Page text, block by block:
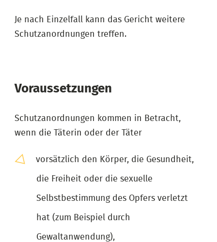
Je nach Einzelfall kann das Gericht weitere
Schutzanordnungen treffen.
Voraussetzungen
Schutzanordnungen kommen in Betracht,
wenn die Täterin oder der Täter
vorsätzlich den Körper, die Gesundheit,
die Freiheit oder die sexuelle
Selbstbestimmung des Opfers verletzt
hat (zum Beispiel durch
Gewaltanwendung),